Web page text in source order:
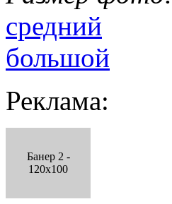
средний
большой
Реклама:
Банер 2 -
120x100